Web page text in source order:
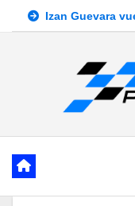
Izan Guevara